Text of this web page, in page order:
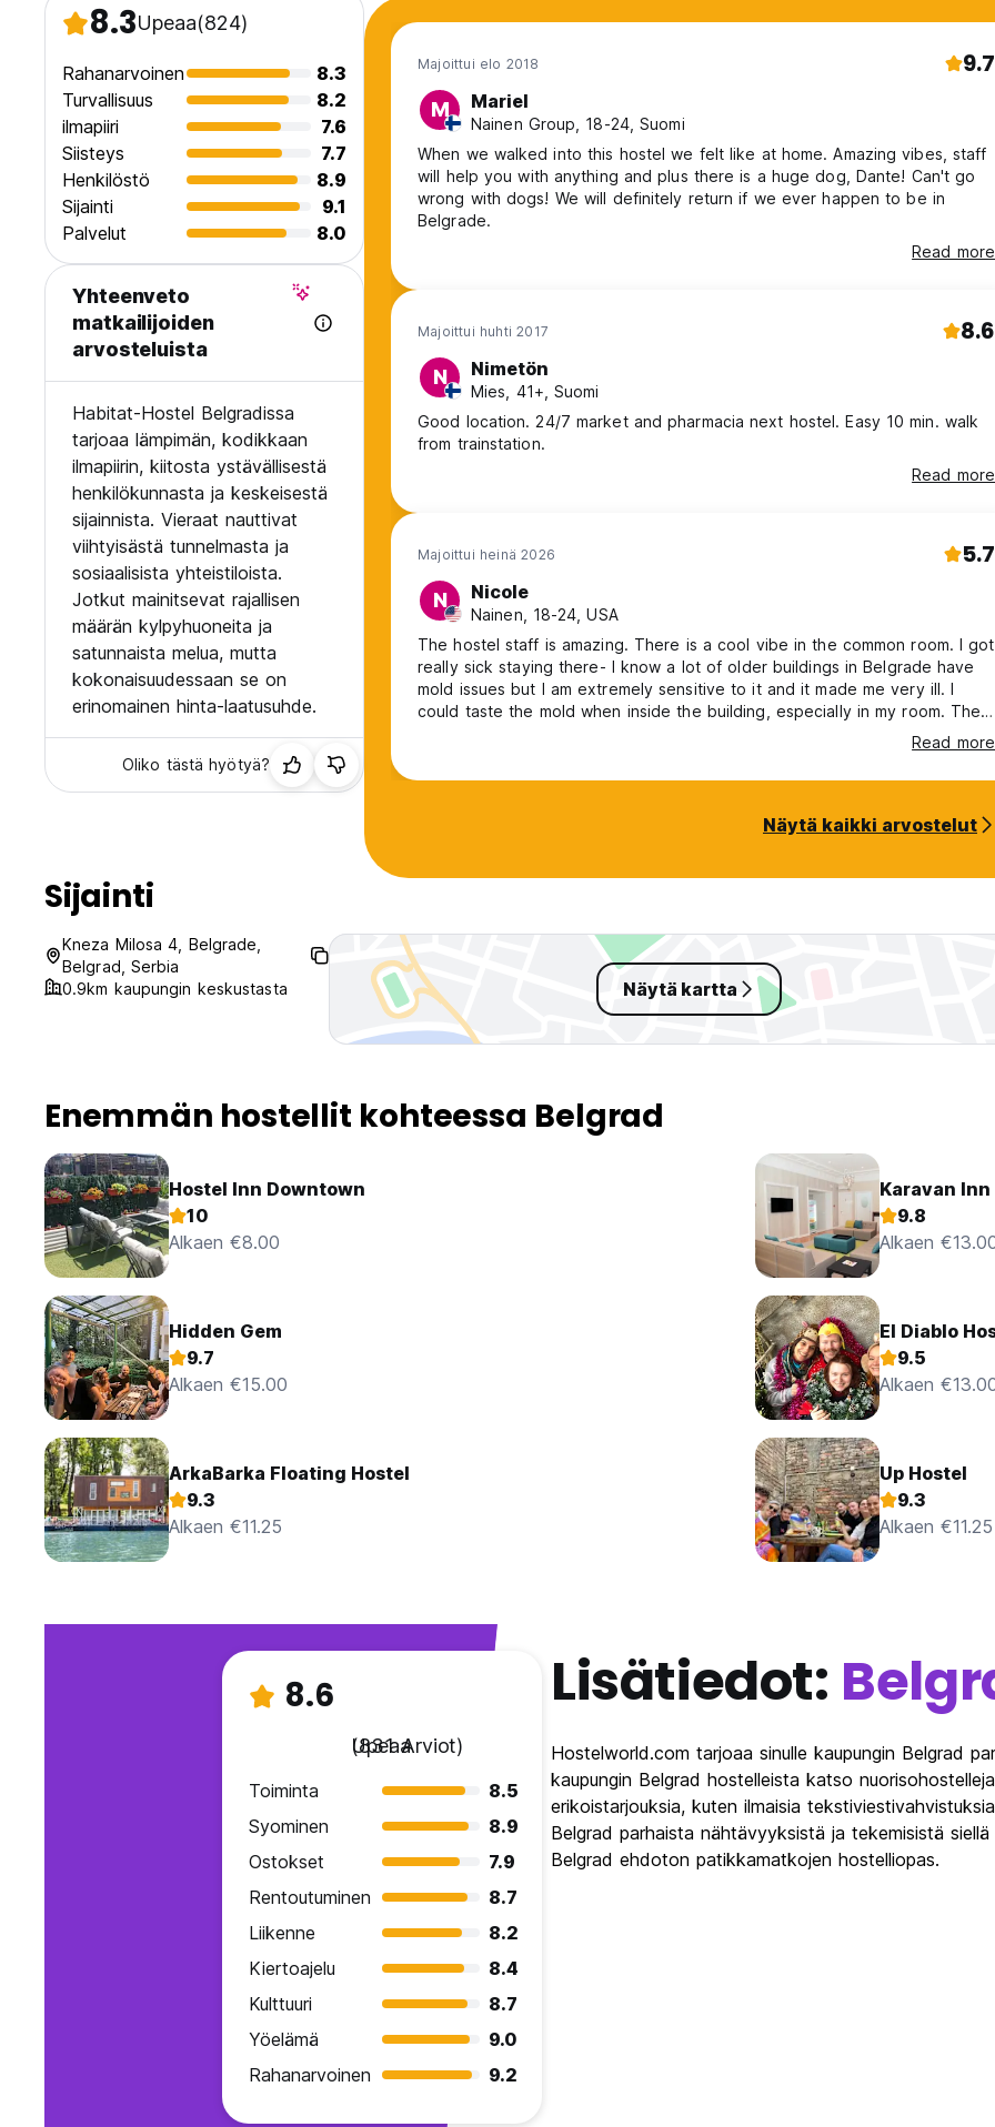
8.3Upeaa(824)
Rahanarvoinen
8.3
Turvallisuus
8.2
ilmapiiri
7.6
Siisteys
7.7
Henkilöstö
8.9
Sijainti
9.1
Palvelut
8.0
Yhteenveto
matkailijoiden
arvosteluista
Habitat-Hostel Belgradissa
tarjoaa lämpimän, kodikkaan
ilmapiirin, kiitosta ystävällisestä
henkilökunnasta ja keskeisestä
sijainnista. Vieraat nauttivat
viihtyisästä tunnelmasta ja
sosiaalisista yhteistiloista.
Jotkut mainitsevat rajallisen
määrän kylpyhuoneita ja
satunnaista melua, mutta
kokonaisuudessaan se on
erinomainen hinta-laatusuhde.
Oliko tästä hyötyä?
Majoittui elo 2018 9.7
M Mariel
Nainen Group, 18-24, Suomi
When we walked into this hostel we felt like at home. Amazing vibes, staff
will help you with anything and plus there is a huge dog, Dante! Can't go
wrong with dogs! We will definitely return if we ever happen to be in
Belgrade.
Read more
Majoittui huhti 2017 8.6
N Nimetön
Mies, 41+, Suomi
Good location. 24/7 market and pharmacia next hostel. Easy 10 min. walk
from trainstation.
Read more
Majoittui heinä 2026 5.7
N Nicole
Nainen, 18-24, USA
The hostel staff is amazing. There is a cool vibe in the common room. I got
really sick staying there- I know a lot of older buildings in Belgrade have
mold issues but I am extremely sensitive to it and it made me very ill. I
could taste the mold when inside the building, especially in my room. The
private rooms mattress is so thin it feels like sleeping on wood, because
you are. Overall it is a great price but I can’t justify staying there again
when it made me sick and is dirty in private room
Read more
Näytä kaikki arvostelut
Sijainti
Kneza Milosa 4, Belgrade,
Belgrad, Serbia
0.9km kaupungin keskustasta
Näytä kartta
Enemmän hostellit kohteessa Belgrad
Hostel Inn Downtown
10
Alkaen €8.00
Karavan Inn
9.8
Alkaen
Hidden Gem
9.7
Alkaen €15.00
El Diablo
9.5
Alkaen
ArkaBarka Floating Hostel
9.3
Alkaen €11.25
Up Hostel
9.3
Alkaen €11.25
8.6
Upeaa
(831 Arviot)
Toiminta
8.5
Syominen
8.9
Ostokset
7.9
Rentoutuminen
8.7
Liikenne
8.2
Kiertoajelu
8.4
Kulttuuri
8.7
Yöelämä
9.0
Rahanarvoinen
9.2
Lisätiedot:
Hostelworld.com tarjoaa sinulle kaupungin Belgrad
kaupungin Belgrad hostelleista katso
erikoistarjouksia, kuten ilmaisia
Belgrad parhaista nähtävyyksistä ja tekemisistä
Belgrad ehdoton patikkamatkojen hostelliopas.